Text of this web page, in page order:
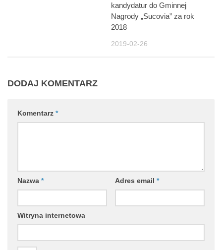
kandydatur do Gminnej
Nagrody „Sucovia” za rok
2018
2019-02-26
DODAJ KOMENTARZ
Komentarz *
Nazwa * Adres email *
Witryna internetowa